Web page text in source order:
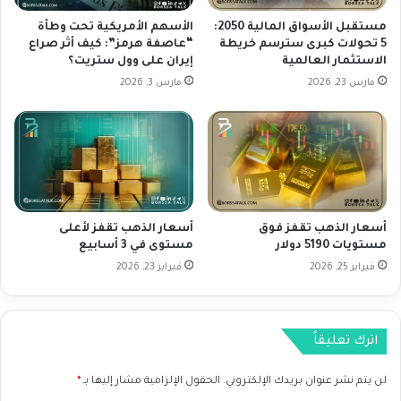
ي
ح
د
ث
ه
ا
ي
ع
ن
ت
ا
ل
ص
ي
ن
ع
ق
ع
ا
ت
ز
مستقبل الأسواق المالية 2050:
5 تحولات كبرى سترسم خريطة
الاستثمار العالمية
مارس 23, 2026
الأسهم الأمريكية تحت وطأة
“عاصفة هرمز”: كيف أثر صراع
إيران على وول ستريت؟
مارس 3, 2026
أسعار الذهب تقفز فوق
مستويات 5190 دولار
فبراير 25, 2026
أسعار الذهب تقفز لأعلى
مستوى في 3 أسابيع
فبراير 23, 2026
اترك تعليقاً
لن يتم نشر عنوان بريدك الإلكتروني. الحقول الإلزامية مشار إليها بـ *